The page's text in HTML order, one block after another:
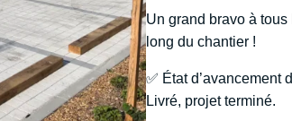
Un grand bravo à
long du chantier !
✅ État d’avancement
Livré, projet terminé.